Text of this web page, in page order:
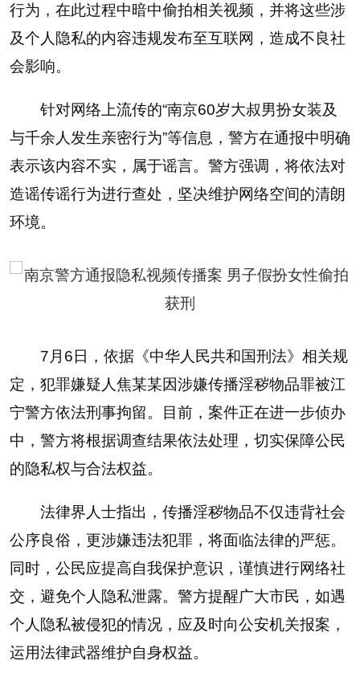
行为，在此过程中暗中偷拍相关视频，并将这些涉
及个人隐私的内容违规发布至互联网，造成不良社
会影响。
针对网络上流传的“南京60岁大叔男扮女装及
与千余人发生亲密行为”等信息，警方在通报中明确
表示该内容不实，属于谣言。警方强调，将依法对
造谣传谣行为进行查处，坚决维护网络空间的清朗
环境。
7月6日，依据《中华人民共和国刑法》相关规
定，犯罪嫌疑人焦某某因涉嫌传播淫秽物品罪被江
宁警方依法刑事拘留。目前，案件正在进一步侦办
中，警方将根据调查结果依法处理，切实保障公民
的隐私权与合法权益。
法律界人士指出，传播淫秽物品不仅违背社会
公序良俗，更涉嫌违法犯罪，将面临法律的严惩。
同时，公民应提高自我保护意识，谨慎进行网络社
交，避免个人隐私泄露。警方提醒广大市民，如遇
个人隐私被侵犯的情况，应及时向公安机关报案，
运用法律武器维护自身权益。